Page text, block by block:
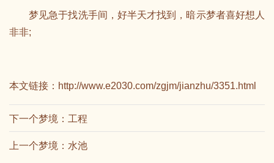
梦见急于找洗手间，好半天才找到，暗示梦者喜好想人
非非;
本文链接： http://www.e2030.com/zgjm/jianzhu/3351.html
下一个梦境： 工程
上一个梦境： 水池